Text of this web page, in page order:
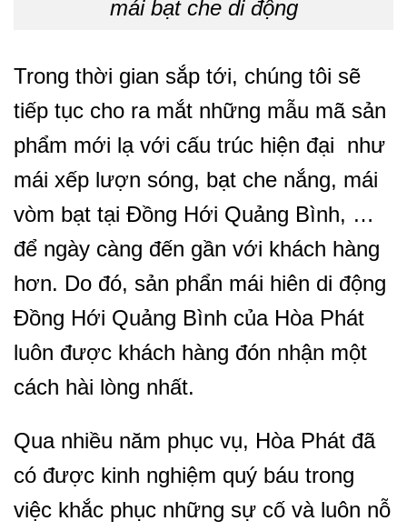
mái bạt che di động
Trong thời gian sắp tới, chúng tôi sẽ
tiếp tục cho ra mắt những mẫu mã sản
phẩm mới lạ với cấu trúc hiện đại như
mái xếp lượn sóng, bạt che nắng, mái
vòm bạt tại Đồng Hới Quảng Bình, …
để ngày càng đến gần với khách hàng
hơn. Do đó, sản phẩn mái hiên di động
Đồng Hới Quảng Bình của Hòa Phát
luôn được khách hàng đón nhận một
cách hài lòng nhất.
Qua nhiều năm phục vụ, Hòa Phát đã
có được kinh nghiệm quý báu trong
việc khắc phục những sự cố và luôn nỗ